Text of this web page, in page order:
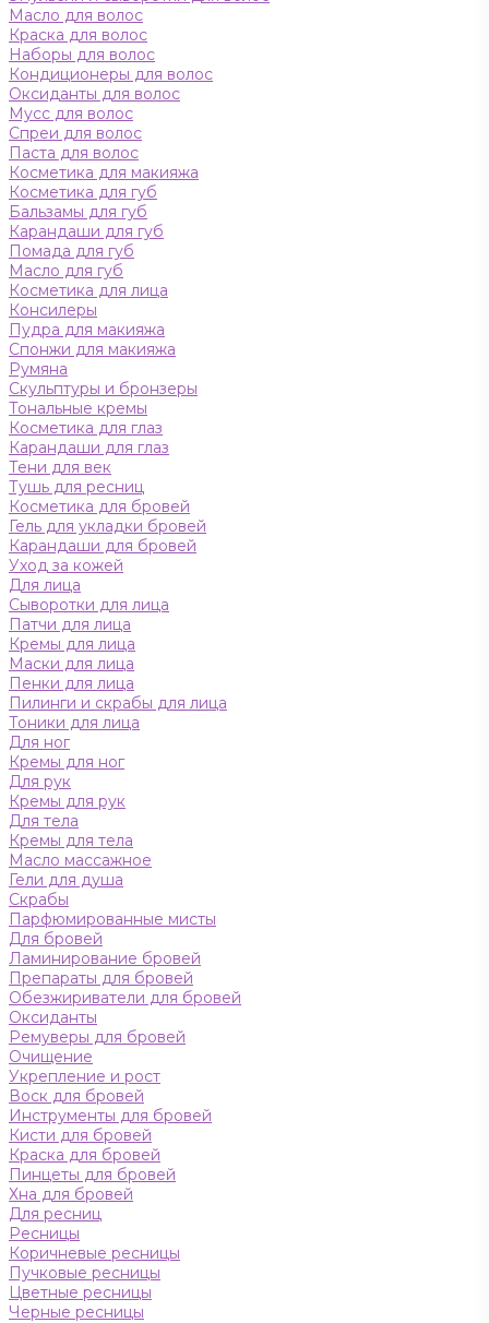
Масло для волос
Краска для волос
Наборы для волос
Кондиционеры для волос
Оксиданты для волос
Мусс для волос
Спреи для волос
Паста для волос
Косметика для макияжа
Косметика для губ
Бальзамы для губ
Карандаши для губ
Помада для губ
Масло для губ
Косметика для лица
Консилеры
Пудра для макияжа
Спонжи для макияжа
Румяна
Скульптуры и бронзеры
Тональные кремы
Косметика для глаз
Карандаши для глаз
Тени для век
Тушь для ресниц
Косметика для бровей
Гель для укладки бровей
Карандаши для бровей
Уход за кожей
Для лица
Сыворотки для лица
Патчи для лица
Кремы для лица
Маски для лица
Пенки для лица
Пилинги и скрабы для лица
Тоники для лица
Для ног
Кремы для ног
Для рук
Кремы для рук
Для тела
Кремы для тела
Масло массажное
Гели для душа
Скрабы
Парфюмированные мисты
Для бровей
Ламинирование бровей
Препараты для бровей
Обезжириватели для бровей
Оксиданты
Ремуверы для бровей
Очищение
Укрепление и рост
Воск для бровей
Инструменты для бровей
Кисти для бровей
Краска для бровей
Пинцеты для бровей
Хна для бровей
Для ресниц
Ресницы
Коричневые ресницы
Пучковые ресницы
Цветные ресницы
Черные ресницы